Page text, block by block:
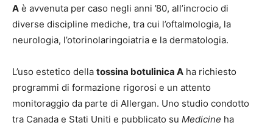
A è avvenuta per caso negli anni ’80, all’incrocio di
diverse discipline mediche, tra cui l’oftalmologia, la
neurologia, l’otorinolaringoiatria e la dermatologia.
L’uso estetico della tossina botulinica A ha richiesto
programmi di formazione rigorosi e un attento
monitoraggio da parte di Allergan. Uno studio condotto
tra Canada e Stati Uniti e pubblicato su Medicine ha